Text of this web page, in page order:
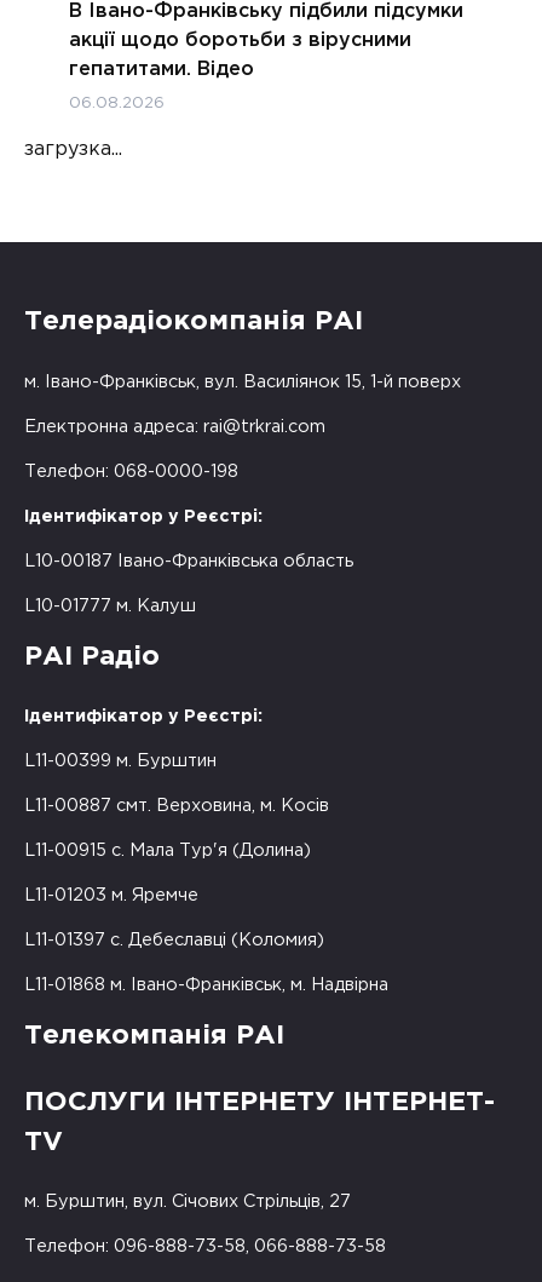
В Івано-Франківську підбили підсумки
акції щодо боротьби з вірусними
гепатитами. Відео
06.08.2026
загрузка...
Телерадіокомпанія РАІ
м. Івано-Франківськ, вул. Василіянок 15, 1-й поверх
Електронна адреса: rai@trkrai.com
Телефон: 068-0000-198
Ідентифікатор у Реєстрі:
L10-00187 Івано-Франківська область
L10-01777 м. Калуш
РАІ Радіо
Ідентифікатор у Реєстрі:
L11-00399 м. Бурштин
L11-00887 смт. Верховина, м. Косів
L11-00915 с. Мала Тур'я (Долина)
L11-01203 м. Яремче
L11-01397 с. Дебеславці (Коломия)
L11-01868 м. Івано-Франківськ, м. Надвірна
Телекомпанія РАІ
ПОСЛУГИ ІНТЕРНЕТУ ІНТЕРНЕТ-
TV
м. Бурштин, вул. Січових Стрільців, 27
Телефон: 096-888-73-58, 066-888-73-58